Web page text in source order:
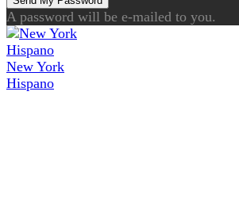
A password will be e-mailed to you.
New York
Hispano